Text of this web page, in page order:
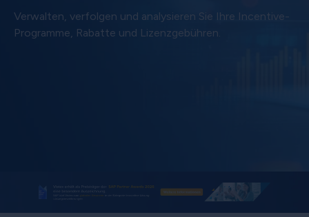
Verwalten, verfolgen und analysieren Sie Ihre Incentive-
Programme, Rabatte und Lizenzgebühren.